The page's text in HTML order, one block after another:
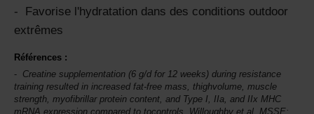
Favorise l'hydratation dans des conditions outdoor
extrêmes
Références :
Creatine supplementation (6 g/d for 12 weeks) during resistance
training resulted in increased fat-free mass, thighvolume, muscle
strength, myofibrillar protein content, and Type I, IIa, and IIx MHC
mRNA expression compared to tocontrols. Willoughby et al. MSSE: